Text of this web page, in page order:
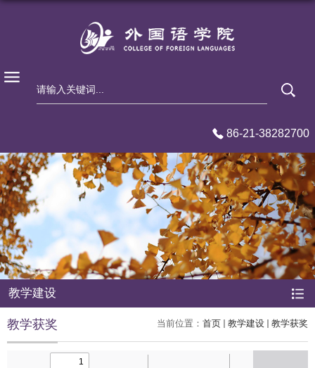
86-21-38282700
教学建设
当前位置： 首页 教学建设 教学获奖
教学获奖